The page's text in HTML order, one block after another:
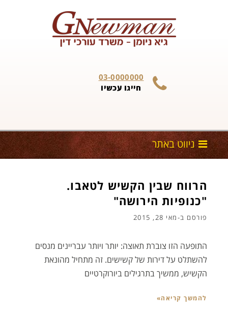
03-0000000
חייגו עכשיו
הרווח שבין הקשיש לטאבו.
"כנופיות הירושה"
פורסם ב-מאי 28, 2015
התופעה הזו צוברת תאוצה: יותר ויותר עבריינים מנסים
להשתלט על דירות של קשישים. זה מתחיל מהונאת
הקשיש, ממשיך בתרגילים ביורוקרטיים
להמשך קריאה»